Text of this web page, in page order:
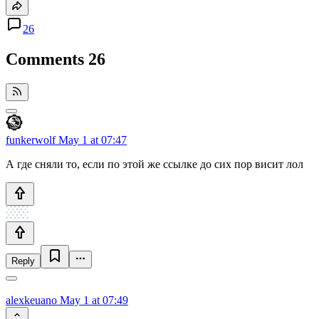
26
Comments 26
funkerwolfMay 1 at 07:47
А где сняли то, если по этой же ссылке до сих пор висит лол
Reply
alexkeuano May 1 at 07:49